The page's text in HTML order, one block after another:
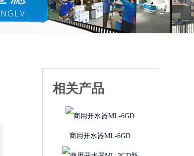
相关产品
商用开水器ML-6GD